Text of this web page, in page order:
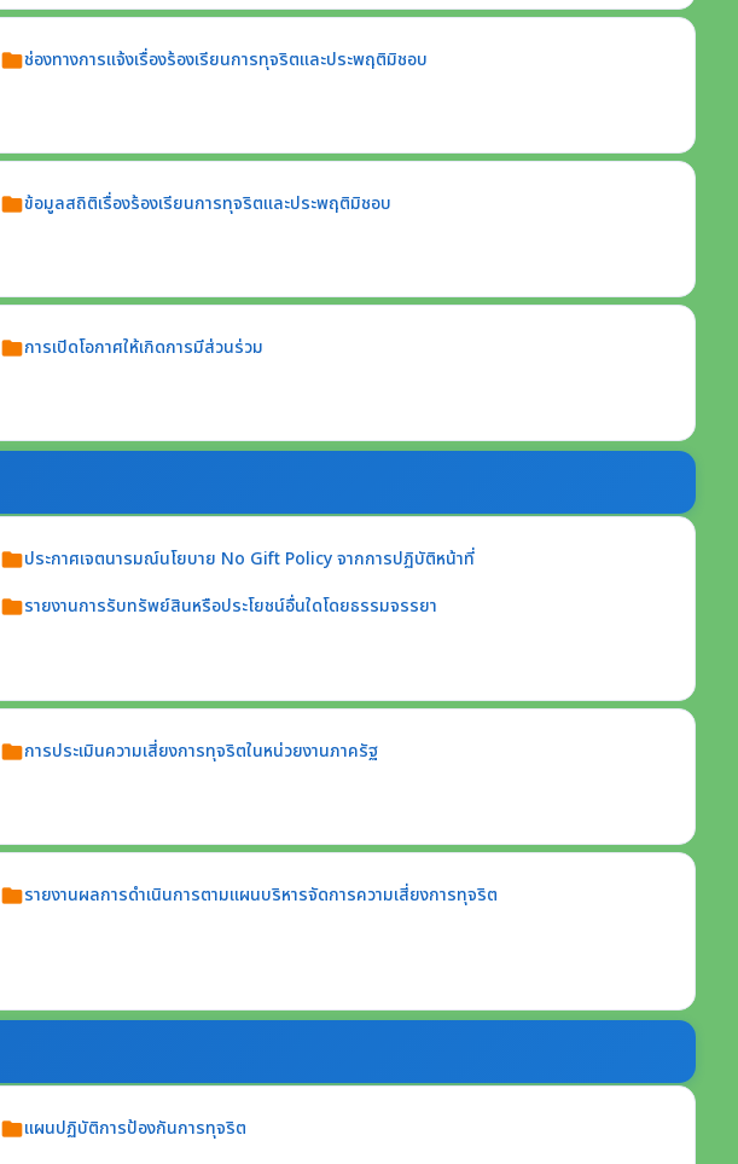
folderช่องทางการแจ้งเรื่องร้องเรียนการทุจริตและประพฤติมิชอบ
folderข้อมูลสถิติเรื่องร้องเรียนการทุจริตและประพฤติมิชอบ
folderการเปิดโอกาศให้เกิดการมีส่วนร่วม
folderประกาศเจตนารมณ์นโยบาย No Gift Policy จากการปฏิบัติหน้าที่
folderรายงานการรับทรัพย์สินหรือประโยชน์อื่นใดโดยธรรมจรรยา
folderการประเมินความเสี่ยงการทุจริตในหน่วยงานภาครัฐ
folderรายงานผลการดำเนินการตามแผนบริหารจัดการความเสี่ยงการทุจริต
folderแผนปฏิบัติการป้องกันการทุจริต